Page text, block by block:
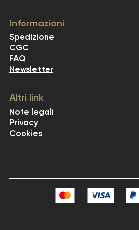
Informazioni
Spedizione
CGC
FAQ
Newsletter
Altri link
Note legali
Privacy
Cookies